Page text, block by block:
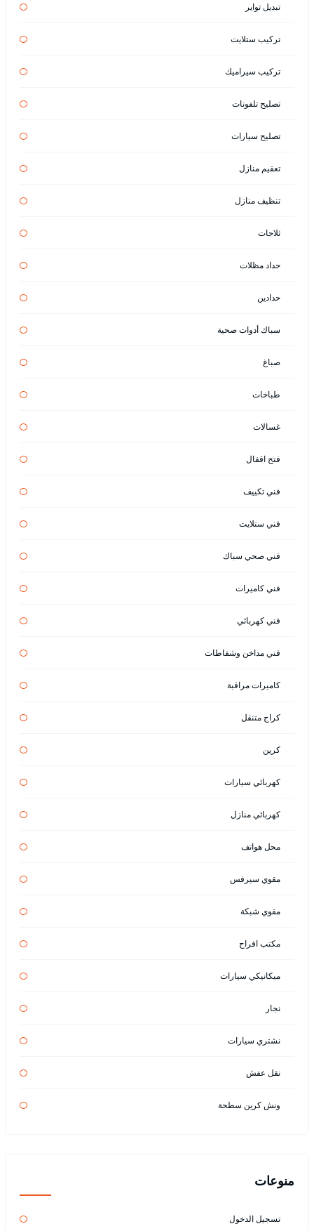
تبديل تواير
تركيب ستلايت
تركيب سيراميك
تصليح تلفونات
تصليح سيارات
تعقيم منازل
تنظيف منازل
ثلاجات
حداد مظلات
حدادين
سباك أدوات صحية
صباغ
طباخات
غسالات
فتح اقفال
فني تكييف
فني ستلايت
فني صحي سباك
فني كاميرات
فني كهربائي
فني مداخن وشفاطات
كاميرات مراقبة
كراج متنقل
كرين
كهربائي سيارات
كهربائي منازل
محل هواتف
مقوي سيرفس
مقوي شبكة
مكتب افراح
ميكانيكي سيارات
نجار
نشتري سيارات
نقل عفش
ونش كرين سطحة
منوعات
تسجيل الدخول